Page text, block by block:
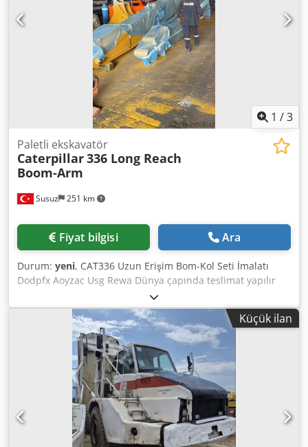
1 /3
Susuz 251 km
Paletli ekskavatör
Caterpillar336 Long Reach
Boom-Arm
Fiyat bilgisi Ara
Durum: yeni, CAT336 Uzun Erişim Bom-Kol Seti İmalatı
Dodpfx Aoyzac Usg Rewa Dünya çapında teslimat yapılır
Küçük ilan